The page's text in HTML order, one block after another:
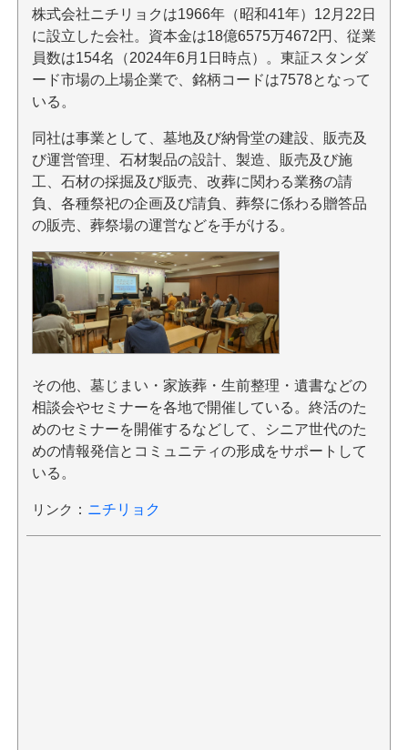
株式会社ニチリョクは1966年（昭和41年）12月22日
に設立した会社。資本金は18億6575万4672円、従業
員数は154名（2024年6月1日時点）。東証スタンダ
ード市場の上場企業で、銘柄コードは7578となって
いる。
同社は事業として、墓地及び納骨堂の建設、販売及
び運営管理、石材製品の設計、製造、販売及び施
工、石材の採掘及び販売、改葬に関わる業務の請
負、各種祭祀の企画及び請負、葬祭に係わる贈答品
の販売、葬祭場の運営などを手がける。
その他、墓じまい・家族葬・生前整理・遺書などの
相談会やセミナーを各地で開催している。終活のた
めのセミナーを開催するなどして、シニア世代のた
めの情報発信とコミュニティの形成をサポートして
いる。
リンク ： ニチリョク